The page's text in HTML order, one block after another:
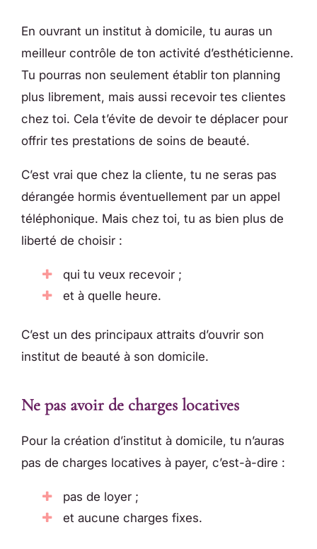
En ouvrant un institut à domicile, tu auras un
meilleur contrôle de ton activité d’esthéticienne.
Tu pourras non seulement établir ton planning
plus librement, mais aussi recevoir tes clientes
chez toi. Cela t’évite de devoir te déplacer pour
offrir tes prestations de soins de beauté.
C’est vrai que chez la cliente, tu ne seras pas
dérangée hormis éventuellement par un appel
téléphonique. Mais chez toi, tu as bien plus de
liberté de choisir :
qui tu veux recevoir ;
et à quelle heure.
C’est un des principaux attraits d’ouvrir son
institut de beauté à son domicile.
Ne pas avoir de charges locatives
Pour la création d’institut à domicile, tu n’auras
pas de charges locatives à payer, c’est-à-dire :
pas de loyer ;
et aucune charges fixes.